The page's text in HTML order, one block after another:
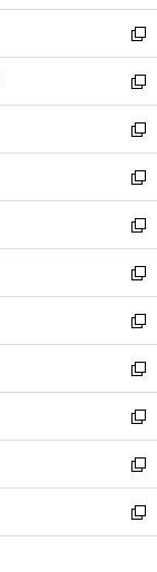
ウ
で
開
く
ン
ド
ウ
で
開
く
新
し
い
ウ
ィ
ン
ド
ウ
で
開
く
新
し
い
ウ
ィ
ン
ド
ウ
で
開
く
新
し
い
ウ
ィ
ン
ド
ウ
で
開
く
新
し
い
ウ
ィ
ン
ド
ウ
で
開
く
新
し
い
ウ
ィ
ン
ド
ウ
で
開
く
新
し
い
ウ
ィ
ン
ド
ウ
で
開
く
新
し
い
ウ
ィ
ン
ド
ウ
で
開
新
し
い
ウ
ィ
ン
ド
ウ
新
し
い
ウ
ィ
ン
新
し
い
ウ
新
し